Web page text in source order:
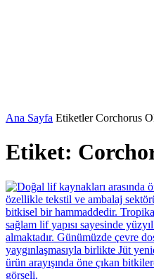
Ana Sayfa Etiketler Corchorus
Etiket: